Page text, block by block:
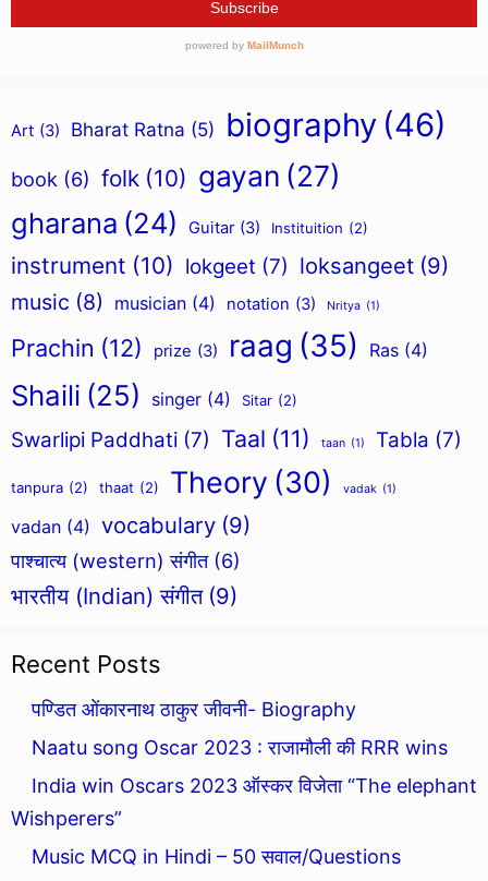
Art (3) Bharat Ratna (5) biography (46)
book (6) folk (10) gayan (27)
gharana (24) Guitar (3) Instituition (2)
instrument (10) lokgeet (7) loksangeet (9)
music (8) musician (4) notation (3) Nritya (1)
Prachin (12) prize (3) raag (35) Ras (4)
Shaili (25) singer (4) Sitar (2)
Swarlipi Paddhati (7) Taal (11) taan (1) Tabla (7)
tanpura (2) thaat (2) Theory (30) vadak (1)
vadan (4) vocabulary (9)
पाश्चात्य (western) संगीत (6)
भारतीय (Indian) संगीत (9)
Recent Posts
पण्डित ओंकारनाथ ठाकुर जीवनी- Biography
Naatu song Oscar 2023 : राजामौली की RRR wins
India win Oscars 2023 ऑस्कर विजेता “The elephant
Wishperers”
Music MCQ in Hindi – 50 सवाल/Questions